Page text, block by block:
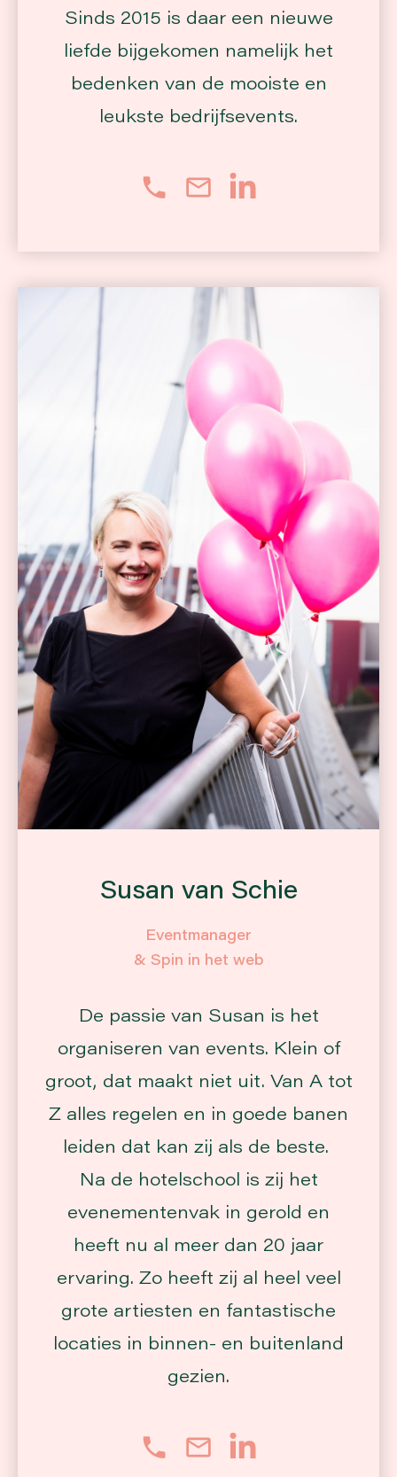
Sinds 2015 is daar een nieuwe
liefde bijgekomen namelijk het
bedenken van de mooiste en
leukste bedrijfsevents.
Susan van Schie
Eventmanager
& Spin in het web
De passie van Susan is het
organiseren van events. Klein of
groot, dat maakt niet uit. Van A tot
Z alles regelen en in goede banen
leiden dat kan zij als de beste.
Na de hotelschool is zij het
evenementenvak in gerold en
heeft nu al meer dan 20 jaar
ervaring. Zo heeft zij al heel veel
grote artiesten en fantastische
locaties in binnen- en buitenland
gezien.